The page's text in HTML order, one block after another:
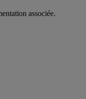
associée.